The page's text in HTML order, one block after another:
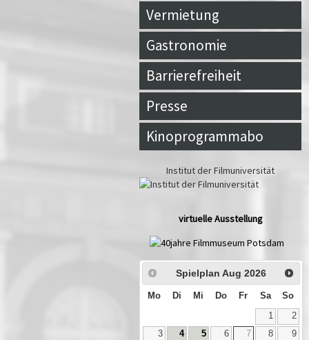
Vermietung
Gastronomie
Barrierefreiheit
Presse
Kinoprogrammabo
Institut der Filmuniversität
virtuelle Ausstellung
Spielplan Aug 2026
Mo Di Mi Do Fr Sa So
1
2
3
4 5 6 7 8
9